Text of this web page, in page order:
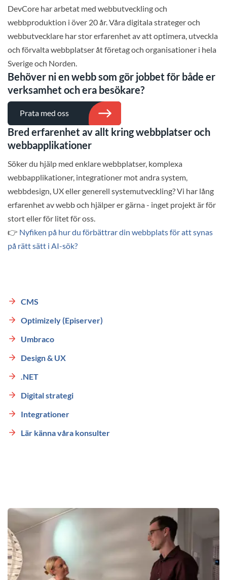
DevCore har arbetat med webbutveckling och
webbproduktion i över 20 år. Våra digitala strateger och
webbutvecklare har stor erfarenhet av att optimera, utveckla
och förvalta webbplatser åt företag och organisationer i hela
Sverige och Norden.
Behöver ni en webb som gör jobbet för både er
verksamhet och era besökare?
Prata med oss
Bred erfarenhet av allt kring webbplatser och
webbapplikationer
Söker du hjälp med enklare webbplatser, komplexa
webbapplikationer, integrationer mot andra system,
webbdesign, UX eller generell systemutveckling? Vi har lång
erfarenhet av webb och hjälper er gärna - inget projekt är för
stort eller för litet för oss.
👉 Nyfiken på hur du förbättrar din webbplats för att synas
på rätt sätt i AI-sök?
CMS
Optimizely (Episerver)
Umbraco
Design & UX
.NET
Digital strategi
Integrationer
Lär känna våra konsulter